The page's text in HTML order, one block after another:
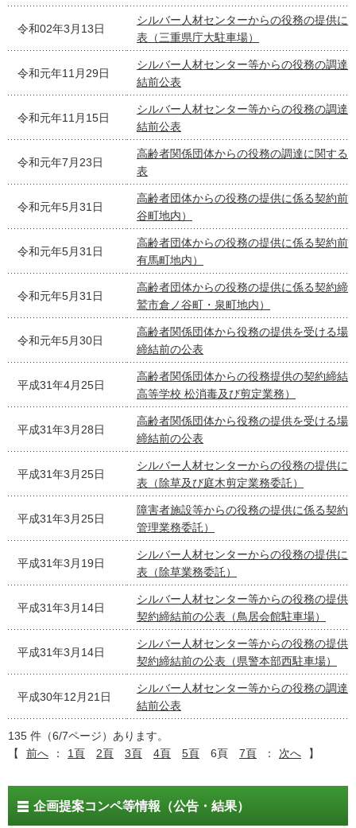
令和02年3月13日
シルバー人材センターからの役務の提供に
表（三重県庁大駐車場）
令和元年11月29日
シルバー人材センター等からの役務の調達
結前公表
令和元年11月15日
シルバー人材センター等からの役務の調達
結前公表
令和元年7月23日
高齢者関係団体からの役務の調達に関する
表
令和元年5月31日
高齢者団体からの役務の提供に係る契約前
谷町地内）
令和元年5月31日
高齢者団体からの役務の提供に係る契約前
有馬町地内）
令和元年5月31日
高齢者団体からの役務の提供に係る契約締
鷲市倉ノ谷町・泉町地内）
令和元年5月30日
高齢者関係団体から役務の提供を受ける場
締結前の公表
平成31年4月25日
高齢者関係団体からの役務提供の契約締結
高等学校 松消毒及び剪定業務）
平成31年3月28日
高齢者関係団体から役務の提供を受ける場
締結前の公表
平成31年3月25日
シルバー人材センターからの役務の提供に
表（除草及び庭木剪定業務委託）
平成31年3月25日
障害者施設等からの役務の提供に係る契約
管理業務委託）
平成31年3月19日
シルバー人材センターからの役務の提供に
表（除草業務委託）
平成31年3月14日
シルバー人材センター等からの役務の提供
契約締結前の公表（鳥居会館駐車場）
平成31年3月14日
シルバー人材センター等からの役務の提供
契約締結前の公表（県警本部西駐車場）
平成30年12月21日
シルバー人材センター等からの役務の調達
結前公表
135 件（6/7ページ）あります。
【
前へ ： 1頁 2頁 3頁 4頁 5頁 6頁 7頁 ： 次へ 】
企画提案コンペ等情報（公告・結果）